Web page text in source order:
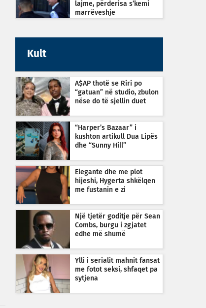
lajme, përderisa s’kemi
marrëveshje
Kult
A$AP thotë se Riri po
“gatuan” në studio, zbulon
nëse do të sjellin duet
“Harper’s Bazaar” i
kushton artikull Dua Lipës
dhe “Sunny Hill”
Elegante dhe me plot
hijeshi, Hygerta shkëlqen
me fustanin e zi
Një tjetër goditje për Sean
Combs, burgu i zgjatet
edhe më shumë
Ylli i serialit mahnit fansat
me fotot seksi, shfaqet pa
sytjena